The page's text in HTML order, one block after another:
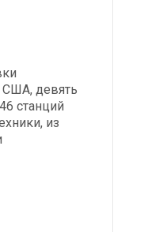
США, девять
станций
из